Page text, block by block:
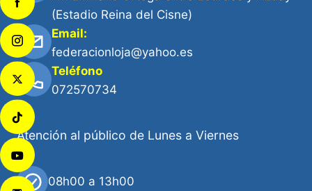
(Estadio Reina del Cisne)
Email:
federacionloja@yahoo.es
Teléfono
072570734
Atención al público de Lunes a Viernes
08h00 a 13h00